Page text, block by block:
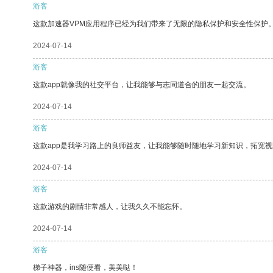
游客
这款加速器VPM应用程序已经为我们带来了无限的隐私保护和安全性保护
2024-07-14
游客
这款app就像我的社交平台，让我能够与志同道合的朋友一起交流。
2024-07-14
游客
这款app是我学习路上的良师益友，让我能够随时随地学习新知识，拓宽
2024-07-14
游客
这款游戏的剧情非常感人，让我久久不能忘怀。
2024-07-14
游客
梯子神器，ins随便看，美美哒！